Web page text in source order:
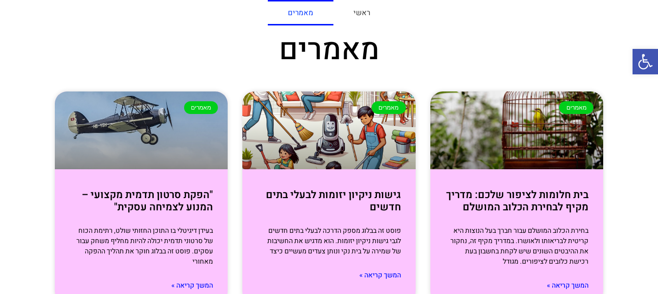
פתח סרגל נגישות
ראשי מאמרים
מאמרים
מאמרים
בית חלומות לציפור שלכם: מדריך
מקיף לבחירת הכלוב המושלם
בחירת הכלוב המושלם עבור חברך בעל הנוצות היא
קריטית לבריאותו ולאושרו. במדריך מקיף זה, נחקור
את ההיבטים השונים שיש לקחת בחשבון בעת
רכישת כלובים לציפורים. מגודל
המשך קריאה »
מאמרים
גישות ניקיון יזומות לבעלי בתים
חדשים
פוסט זה בבלוג מספק הדרכה לבעלי בתים חדשים
לגבי גישות ניקיון יזומות. הוא מדגיש את החשיבות
של שמירה על בית נקי ונותן צעדים מעשיים כיצד
המשך קריאה »
מאמרים
"הפקת סרטון תדמית מקצועי –
המנוע לצמיחה עסקית"
בעידן דיגיטלי בו התוכן החזותי שולט, רתימת הכוח
של סרטוני תדמית יכולה להיות מחליף משחק עבור
עסקים. פוסט זה בבלוג חוקר את תהליך ההפקה
מאחורי
המשך קריאה »